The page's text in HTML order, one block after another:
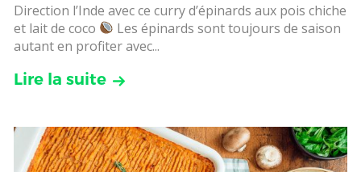
Direction l’Inde avec ce curry d’épinards aux pois chiche
et lait de coco
Les épinards sont toujours de saison
autant en profiter avec...
Lire la suite